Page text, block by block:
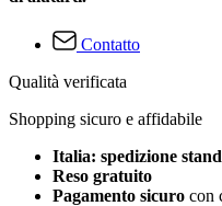
Contatto
Qualità verificata
Shopping sicuro e affidabile
Italia: spedizione
Reso gratuito
Pagamento sicuro con